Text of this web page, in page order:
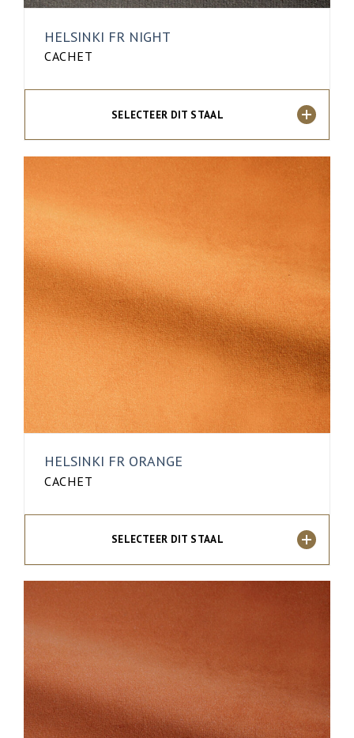
HELSINKI FR NIGHT
CACHET
SELECTEER DIT STAAL
HELSINKI FR ORANGE
CACHET
SELECTEER DIT STAAL